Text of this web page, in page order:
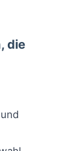
die